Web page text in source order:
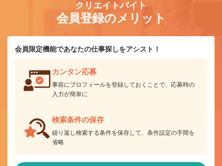
クリエイトバイト
会員登録のメリット
会員限定機能であなたの仕事探しをアシスト！
カンタン応募
事前にプロフィールを登録しておくことで、応募時の
入力が簡単に
検索条件の保存
繰り返し検索する条件を保存して、条件設定の手間を
省略